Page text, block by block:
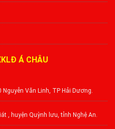
Á CHÂU
Văn Linh, TP Hải Dương.
, huyện Quỳnh lưu, tỉnh Nghệ An.